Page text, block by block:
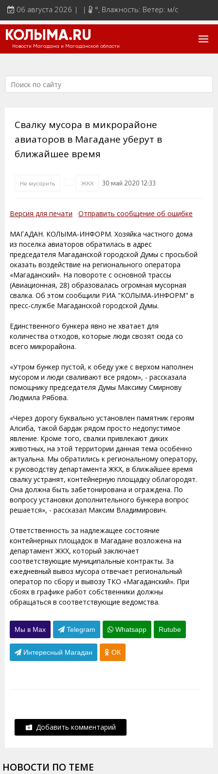
06 августа 2026 | | °, Влажность: Ветер: м/с
КОЛЫМА.RU
Новости Магадана и Магаданской области
Свалку мусора в микрорайоне
авиаторов в Магадане уберут в
ближайшее время
Не мусорить ЖКХ 30 май 2020 12:33
Версия для печати Отправить сообщение об ошибке
МАГАДАН. КОЛЫМА-ИНФОРМ. Хозяйка частного дома
из поселка авиаторов обратилась в адрес
председателя Магаданской городской Думы с просьбой
оказать воздействие на регионального оператора
«Магаданский». На повороте с основной трассы
(Авиационная, 28) образовалась огромная мусорная
свалка. Об этом сообщили РИА "КОЛЫМА-ИНФОРМ" в
пресс-службе Магаданской городской Думы.
Единственного бункера явно не хватает для
количества отходов, которые люди свозят сюда со
всего микрорайона.
«Утром бункер пустой, к обеду уже с верхом наполнен
мусором и люди сваливают все рядом», - рассказала
помощнику председателя Думы Максиму Смирнову
Людмила Рябова.
«Через дорогу буквально установлен памятник героям
Алсиба, такой бардак рядом просто недопустимое
явление. Кроме того, свалки привлекают диких
животных, на этой территории данная тема особенно
актуальна. Мы обратились к региональному оператору,
к руководству департамента ЖКХ, в ближайшее время
свалку устранят, контейнерную площадку облагородят.
Она должна быть забетонирована и ограждена. По
вопросу установки дополнительного бункера вопрос
решается», - рассказал Максим Владимирович.
Ответственность за надлежащее состояние
контейнерных площадок в Магадане возложена на
департамент ЖКХ, который заключает
соответствующие муниципальные контракты. За
ежедневный вывоз мусора отвечает региональный
оператор по сбору и вывозу ТКО «Магаданский». При
сбоях в графике работ собственники должны
обращаться в соответствующие ведомства.
Мы в Max Telegram Whatsapp Rutube
Интересный Магадан ОК
Добавить комментарий
НОВОСТИ ПО ТЕМЕ